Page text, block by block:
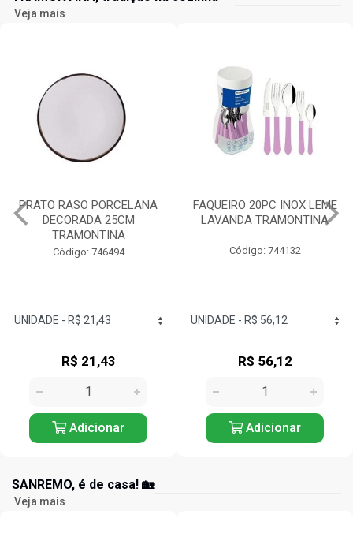
Veja mais
FAQUEIRO 20PC INOX LEME
LAVANDA TRAMONTINA
Código: 744132
R$ 56,12
Adicionar
TIGELA REDONDA
PORCELANA 10CM
Código: 744076
R$ 26,72
Adicionar
SANREMO, é de casa! 🏡
Veja mais